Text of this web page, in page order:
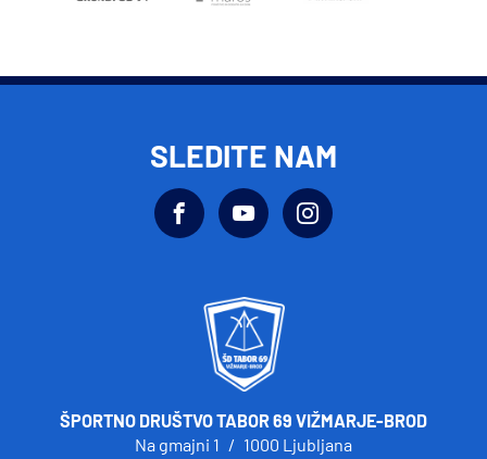
SLEDITE NAM
ŠPORTNO DRUŠTVO TABOR 69 VIŽMARJE-BROD
Na gmajni 1 / 1000 Ljubljana